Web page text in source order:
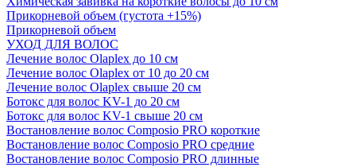
Прикорневой объем (густота +15%)
Прикорневой объем
УХОД ДЛЯ ВОЛОС
Лечение волос Olapleх до 10 см
Лечение волос Olapleх от 10 до 20 см
Лечение волос Olapleх свыше 20 см
Ботокс для волос KV-1 до 20 см
Ботокс для волос KV-1 свыше 20 см
Востановление волос Composio PRO короткие
Востановление волос Composio PRO средние
Востановление волос Composio PRO длинные